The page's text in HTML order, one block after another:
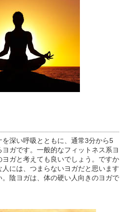
深い呼吸とともに、通常3分から5
ガです。一般的なフィットネス系ヨ
ガと考えても良いでしょう。ですか
には、つまらないヨガだと思います
陰ヨガは、体の硬い人向きのヨガで